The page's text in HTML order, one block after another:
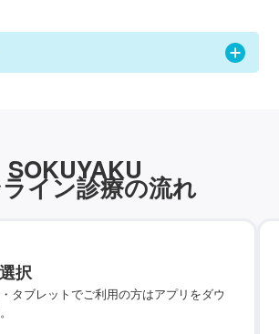
SOKUYAKU
イン診療の流れ
択
タブレットでご利用の方はアプリをダウ